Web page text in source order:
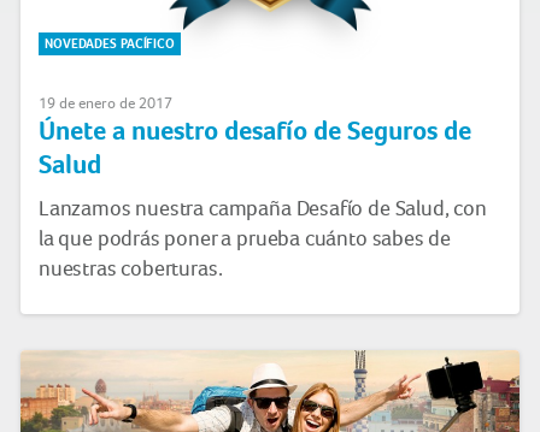
NOVEDADES PACÍFICO
19 de enero de 2017
Únete a nuestro desafío de Seguros de
Salud
Lanzamos nuestra campaña Desafío de Salud, con
la que podrás poner a prueba cuánto sabes de
nuestras coberturas.